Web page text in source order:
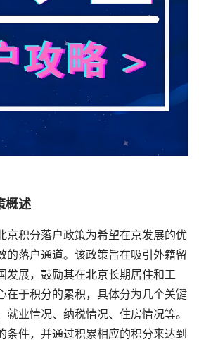
概述
京积分落户政策为希望在京发展的优
的落户通道。该政策旨在吸引外籍留
发展，鼓励其在北京长期居住和工
在于积分的累积，具体分为几个关键
就业情况、纳税情况、住房情况等。
条件，并通过积累相应的积分来达到